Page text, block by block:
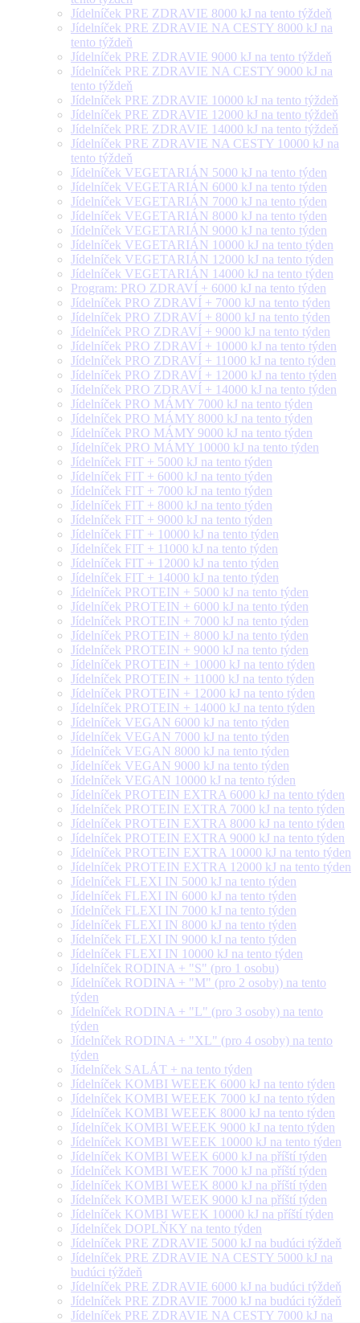
Jídelníček PRE ZDRAVIE 8000 kJ na tento týždeň
Jídelníček PRE ZDRAVIE NA CESTY 8000 kJ na
tento týždeň
Jídelníček PRE ZDRAVIE 9000 kJ na tento týždeň
Jídelníček PRE ZDRAVIE NA CESTY 9000 kJ na
tento týždeň
Jídelníček PRE ZDRAVIE 10000 kJ na tento týždeň
Jídelníček PRE ZDRAVIE 12000 kJ na tento týždeň
Jídelníček PRE ZDRAVIE 14000 kJ na tento týždeň
Jídelníček PRE ZDRAVIE NA CESTY 10000 kJ na
tento týždeň
Jídelníček VEGETARIÁN 5000 kJ na tento týden
Jídelníček VEGETARIÁN 6000 kJ na tento týden
Jídelníček VEGETARIÁN 7000 kJ na tento týden
Jídelníček VEGETARIÁN 8000 kJ na tento týden
Jídelníček VEGETARIÁN 9000 kJ na tento týden
Jídelníček VEGETARIÁN 10000 kJ na tento týden
Jídelníček VEGETARIÁN 12000 kJ na tento týden
Jídelníček VEGETARIÁN 14000 kJ na tento týden
Program: PRO ZDRAVÍ + 6000 kJ na tento týden
Jídelníček PRO ZDRAVÍ + 7000 kJ na tento týden
Jídelníček PRO ZDRAVÍ + 8000 kJ na tento týden
Jídelníček PRO ZDRAVÍ + 9000 kJ na tento týden
Jídelníček PRO ZDRAVÍ + 10000 kJ na tento týden
Jídelníček PRO ZDRAVÍ + 11000 kJ na tento týden
Jídelníček PRO ZDRAVÍ + 12000 kJ na tento týden
Jídelníček PRO ZDRAVÍ + 14000 kJ na tento týden
Jídelníček PRO MÁMY 7000 kJ na tento týden
Jídelníček PRO MÁMY 8000 kJ na tento týden
Jídelníček PRO MÁMY 9000 kJ na tento týden
Jídelníček PRO MÁMY 10000 kJ na tento týden
Jídelníček FIT + 5000 kJ na tento týden
Jídelníček FIT + 6000 kJ na tento týden
Jídelníček FIT + 7000 kJ na tento týden
Jídelníček FIT + 8000 kJ na tento týden
Jídelníček FIT + 9000 kJ na tento týden
Jídelníček FIT + 10000 kJ na tento týden
Jídelníček FIT + 11000 kJ na tento týden
Jídelníček FIT + 12000 kJ na tento týden
Jídelníček FIT + 14000 kJ na tento týden
Jídelníček PROTEIN + 5000 kJ na tento týden
Jídelníček PROTEIN + 6000 kJ na tento týden
Jídelníček PROTEIN + 7000 kJ na tento týden
Jídelníček PROTEIN + 8000 kJ na tento týden
Jídelníček PROTEIN + 9000 kJ na tento týden
Jídelníček PROTEIN + 10000 kJ na tento týden
Jídelníček PROTEIN + 11000 kJ na tento týden
Jídelníček PROTEIN + 12000 kJ na tento týden
Jídelníček PROTEIN + 14000 kJ na tento týden
Jídelníček VEGAN 6000 kJ na tento týden
Jídelníček VEGAN 7000 kJ na tento týden
Jídelníček VEGAN 8000 kJ na tento týden
Jídelníček VEGAN 9000 kJ na tento týden
Jídelníček VEGAN 10000 kJ na tento týden
Jídelníček PROTEIN EXTRA 6000 kJ na tento týden
Jídelníček PROTEIN EXTRA 7000 kJ na tento týden
Jídelníček PROTEIN EXTRA 8000 kJ na tento týden
Jídelníček PROTEIN EXTRA 9000 kJ na tento týden
Jídelníček PROTEIN EXTRA 10000 kJ na tento týden
Jídelníček PROTEIN EXTRA 12000 kJ na tento týden
Jídelníček FLEXI IN 5000 kJ na tento týden
Jídelníček FLEXI IN 6000 kJ na tento týden
Jídelníček FLEXI IN 7000 kJ na tento týden
Jídelníček FLEXI IN 8000 kJ na tento týden
Jídelníček FLEXI IN 9000 kJ na tento týden
Jídelníček FLEXI IN 10000 kJ na tento týden
Jídelníček RODINA + "S" (pro 1 osobu)
Jídelníček RODINA + "M" (pro 2 osoby) na tento
týden
Jídelníček RODINA + "L" (pro 3 osoby) na tento
týden
Jídelníček RODINA + "XL" (pro 4 osoby) na tento
týden
Jídelníček SALÁT + na tento týden
Jídelníček KOMBI WEEEK 6000 kJ na tento týden
Jídelníček KOMBI WEEEK 7000 kJ na tento týden
Jídelníček KOMBI WEEEK 8000 kJ na tento týden
Jídelníček KOMBI WEEEK 9000 kJ na tento týden
Jídelníček KOMBI WEEEK 10000 kJ na tento týden
Jídelníček KOMBI WEEK 6000 kJ na příští týden
Jídelníček KOMBI WEEK 7000 kJ na příští týden
Jídelníček KOMBI WEEK 8000 kJ na příští týden
Jídelníček KOMBI WEEK 9000 kJ na příští týden
Jídelníček KOMBI WEEK 10000 kJ na příští týden
Jídelníček DOPLŇKY na tento týden
Jídelníček PRE ZDRAVIE 5000 kJ na budúci týždeň
Jídelníček PRE ZDRAVIE NA CESTY 5000 kJ na
budúci týždeň
Jídelníček PRE ZDRAVIE 6000 kJ na budúci týždeň
Jídelníček PRE ZDRAVIE 7000 kJ na budúci týždeň
Jídelníček PRE ZDRAVIE NA CESTY 7000 kJ na